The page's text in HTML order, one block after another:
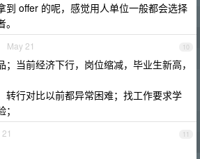
到 offer 的呢，感觉用人单位一般都会选择
10
May 21
；当前经济下行，岗位缩减，毕业生新高，
转行对比以前都异常困难；找工作要求学
11